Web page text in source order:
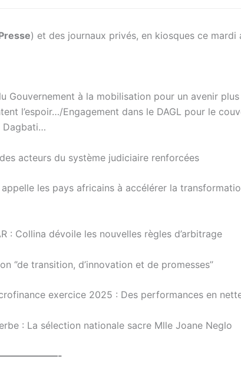
) et des journaux privés, en kiosques ce mardi
Gouvernement à la mobilisation pour un avenir
l’espoir…/Engagement dans le DAGL pour le
Dagbati…
acteurs du système judiciaire renforcées
les pays africains à accélérer la
: Collina dévoile les nouvelles règles d’arbitrage
‘’de transition, d’innovation et de promesses’’
exercice 2025 : Des performances en
: La sélection nationale sacre Mlle Joane Neglo